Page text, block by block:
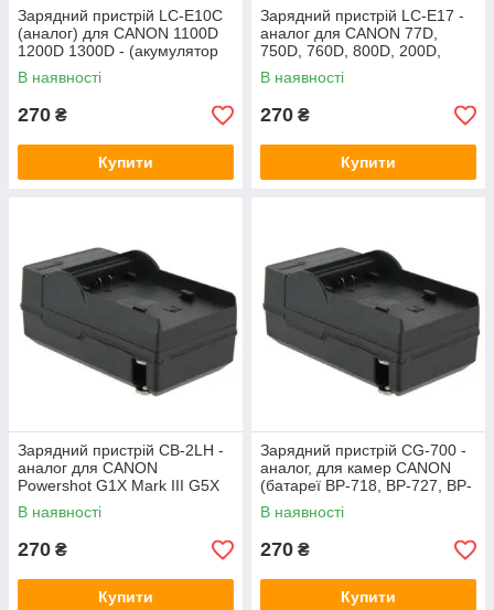
Зарядний пристрій LC-E10C
(аналог) для CANON 1100D
1200D 1300D - (акумулятор
LP-E10)
В наявності
270 ₴
Купити
Зарядний пристрій LC-E17 -
аналог для CANON 77D,
750D, 760D, 800D, 200D,
EOS M3, M5, M6 (батарея
LP-E17)
В наявності
270 ₴
Купити
Зарядний пристрій CB-2LH -
аналог для CANON
Powershot G1X Mark III G5X
G7 G7X G7X MARK II G9Х
(АКБ NB-13L)
В наявності
270 ₴
Купити
Зарядний пристрій CG-700 -
аналог, для камер CANON
(батареї BP-718, BP-727, BP-
709)
В наявності
270 ₴
Купити